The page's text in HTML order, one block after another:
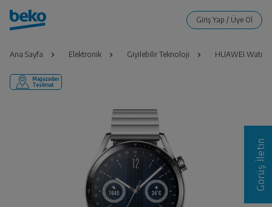
Ana Sayfa Elektronik Giyilebilir Teknoloji HUAWEI Watch
Mağazadan
Teslimat
Görüş İletin